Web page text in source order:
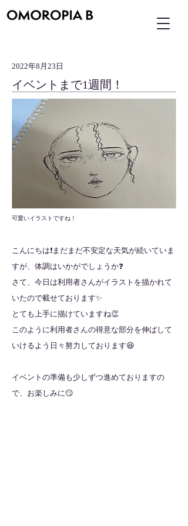
2022年8月23日
イベントまで1週間！
可愛いイラストですね！
こんにちは❗️まだまだ不安定な天気が続いていま
すが、体調はいかがでしょうか❓
さて、今日は利用者さんがイラストを描かれて
いたので載せております✨
とても上手に描けていますね👏
このように利用者さんの得意な部分を伸ばして
いけるよう日々努力しております😆
イベントの準備も少しずつ進めておりますの
で、お楽しみに😏